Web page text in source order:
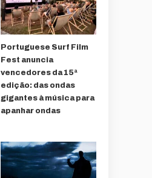
Portuguese Surf Film
Fest anuncia
vencedores da 15ª
edição: das ondas
gigantes à música para
apanhar ondas